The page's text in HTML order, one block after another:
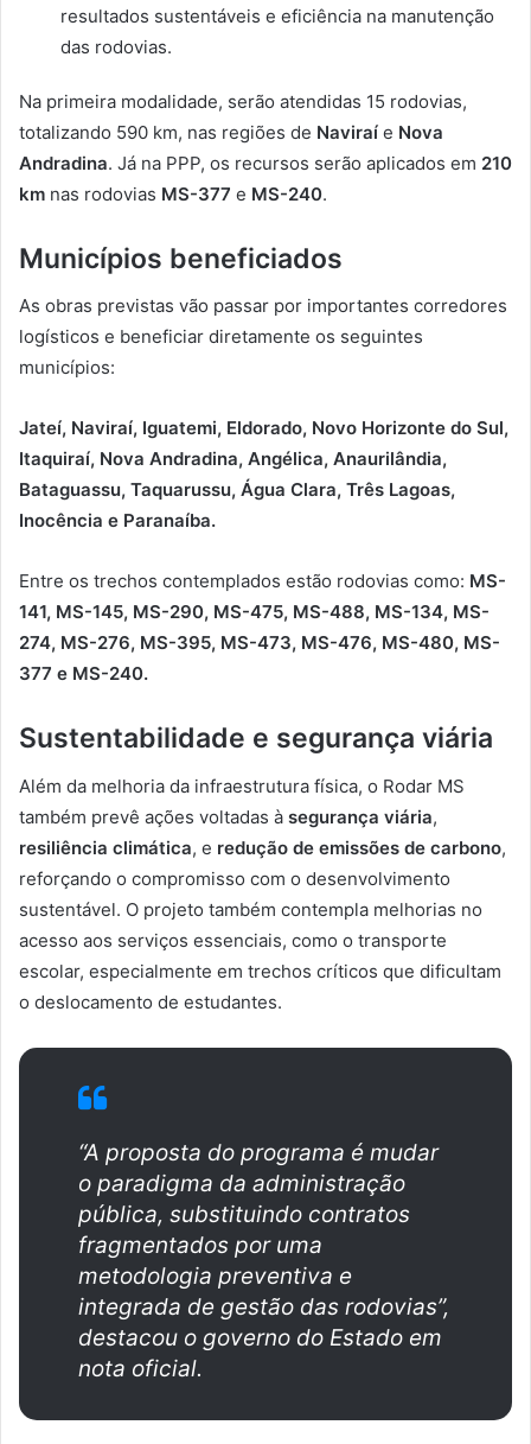
resultados sustentáveis e eficiência na manutenção
das rodovias.
Na primeira modalidade, serão atendidas 15 rodovias,
totalizando 590 km, nas regiões de Naviraí e Nova
Andradina. Já na PPP, os recursos serão aplicados em 210
km nas rodovias MS-377 e MS-240.
Municípios beneficiados
As obras previstas vão passar por importantes corredores
logísticos e beneficiar diretamente os seguintes
municípios:
Jateí, Naviraí, Iguatemi, Eldorado, Novo Horizonte do Sul,
Itaquiraí, Nova Andradina, Angélica, Anaurilândia,
Bataguassu, Taquarussu, Água Clara, Três Lagoas,
Inocência e Paranaíba.
Entre os trechos contemplados estão rodovias como: MS-
141, MS-145, MS-290, MS-475, MS-488, MS-134, MS-
274, MS-276, MS-395, MS-473, MS-476, MS-480, MS-
377 e MS-240.
Sustentabilidade e segurança viária
Além da melhoria da infraestrutura física, o Rodar MS
também prevê ações voltadas à segurança viária,
resiliência climática, e redução de emissões de carbono,
reforçando o compromisso com o desenvolvimento
sustentável. O projeto também contempla melhorias no
acesso aos serviços essenciais, como o transporte
escolar, especialmente em trechos críticos que dificultam
o deslocamento de estudantes.
“A proposta do programa é mudar
o paradigma da administração
pública, substituindo contratos
fragmentados por uma
metodologia preventiva e
integrada de gestão das rodovias”,
destacou o governo do Estado em
nota oficial.